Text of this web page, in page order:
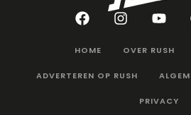
HOME OVER RUSH
ADVERTEREN OP RUSH
PRIVACY